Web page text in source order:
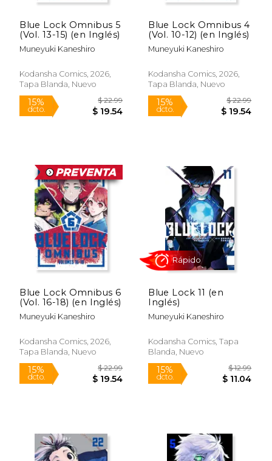
15% 15%
Blue Lock Omnibus 5
(Vol. 13-15) (en Inglés)
Muneyuki Kaneshiro
Kodansha Comics, 2026,
Tapa Blanda, Nuevo
15% $ 22.99
Blue Lock Omnibus 4
(Vol. 10-12) (en Inglés)
Muneyuki Kaneshiro
Kodansha Comics, 2026,
Tapa Blanda, Nuevo
15%
dcto.
Blue Lock Omnibus 6
(Vol. 16-18) (en Inglés)
Muneyuki Kaneshiro
Kodansha Comics, 2026,
Tapa Blanda, Nuevo
Blue Lock 11 (en
Inglés)
Muneyuki Kaneshiro
Kodansha Comics, Tapa
Blanda, Nuevo